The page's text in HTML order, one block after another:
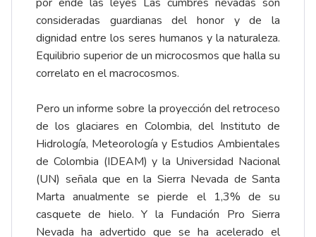
consideradas guardianas del honor y de la
dignidad entre los seres humanos y la naturaleza.
Equilibrio superior de un microcosmos que halla su
correlato en el macrocosmos.
Pero un informe sobre la proyección del retroceso
de los glaciares en Colombia, del Instituto de
Hidrología, Meteorología y Estudios Ambientales
de Colombia (IDEAM) y la Universidad Nacional
(UN) señala que en la Sierra Nevada de Santa
Marta anualmente se pierde el 1,3% de su
casquete de hielo. Y la Fundación Pro Sierra
Nevada ha advertido que se ha acelerado el